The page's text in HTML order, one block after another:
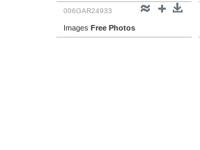
006GAR24933
Images Free Photos